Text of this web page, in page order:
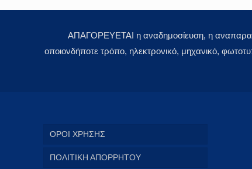
ΑΠΑΓΟΡΕΥΕΤΑΙ η αναδημοσίευση, η
οποιονδήποτε τρόπο, ηλεκτρονικό, μηχανικό,
ΟΡΟΙ ΧΡΗΣΗΣ
ΠΟΛΙΤΙΚΗ ΑΠΟΡΡΗΤΟΥ